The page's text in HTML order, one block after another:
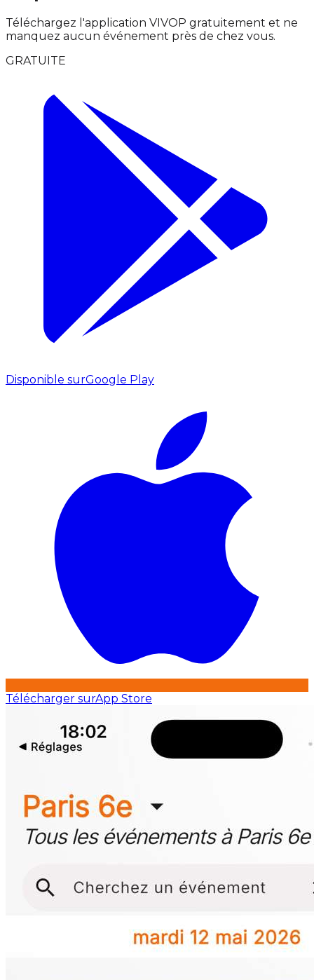
Téléchargez l'application VIVOP gratuitement et ne
manquez aucun événement près de chez vous.
GRATUITE
Disponible surGoogle Play
Télécharger surApp Store